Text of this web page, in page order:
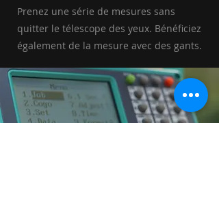
Prenez une série de mesures sans
quitter le télescope des yeux. Bénéficiez
également de la mesure avec des gants.